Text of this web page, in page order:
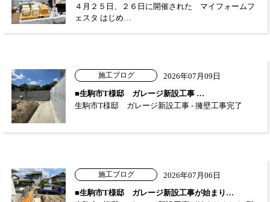
４月２５日、２６日に開催された マイフォームフ
ェスタ はじめ…
施工ブログ
2026年07月09日
■生駒市T様邸 ガレージ新設工事 …
生駒市T様邸 ガレージ新設工事 - 擁壁工事完了
施工ブログ
2026年07月06日
■生駒市T様邸 ガレージ新設工事が始まり…